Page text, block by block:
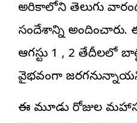
అమెరికాలోని తెలుగు
సందేశాన్ని అందించారు.
ఆగస్టు 1 , 2 తేదీలలో
వైభవంగా
ఈ మూడు రోజుల